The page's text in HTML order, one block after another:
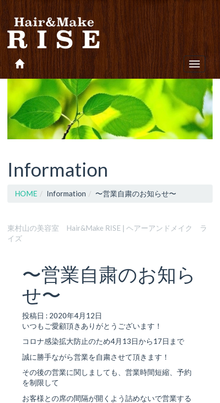
Toggle
Information
HOME Information 〜営業自粛のお知らせ〜
東村山の美容室 Hair&Make RISE | ヘアーアンドメイク ラ
イズ
〜営業自粛のお知ら
せ〜
投稿日 : 2020年4月12日
いつもご愛顧頂きありがとうございます！
コロナ感染拡大防止のため4月13日から17日まで
誠に勝手ながら営業を自粛させて頂きます！
その後の営業に関しましても、営業時間短縮、予約
を制限して
お客様との席の間隔が開くよう詰めないで営業する